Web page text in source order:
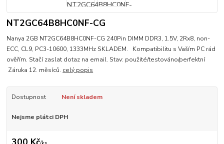
NT2GC64B8HC0NF-CG
Nanya 2GB NT2GC64B8HC0NF-CG 240Pin DIMM DDR3, 1.5V, 2Rx8, non-
ECC, CL9, PC3-10600, 1333MHz SKLADEM. Kompatibilitu s Vaším PC rád
ověřím. Stačí zaslat dotaz na email. Stav: použité/testováno/perfektní
Záruka 12. měsíců. celý popis
Dostupnost Není skladem
Nejsme plátci DPH